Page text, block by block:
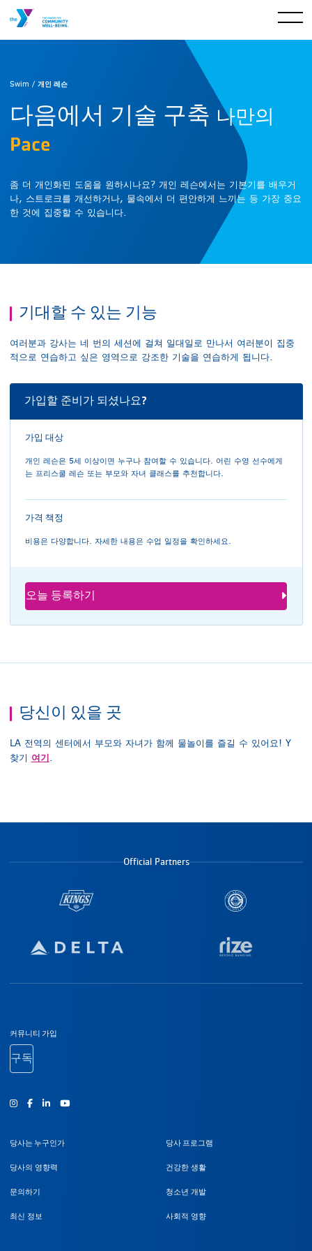
Swim / 개인 레슨
다음에서 기술 구축 나만의
Pace
좀 더 개인화된 도움을 원하시나요? 개인 레슨에서는 기본기를 배우거
나, 스트로크를 개선하거나, 물속에서 더 편안하게 느끼는 등 가장 중요
한 것에 집중할 수 있습니다.
기대할 수 있는 기능
여러분과 강사는 네 번의 세션에 걸쳐 일대일로 만나서 여러분이 집중
적으로 연습하고 싶은 영역으로 강조한 기술을 연습하게 됩니다.
가입할 준비가 되셨나요?
가입 대상
개인 레슨은 5세 이상이면 누구나 참여할 수 있습니다. 어린 수영 선수에게
는 프리스쿨 레슨 또는 부모와 자녀 클래스를 추천합니다.
가격 책정
비용은 다양합니다. 자세한 내용은 수업 일정을 확인하세요.
오늘 등록하기
당신이 있을 곳
LA 전역의 센터에서 부모와 자녀가 함께 물놀이를 즐길 수 있어요! Y
찾기 여기.
Official Partners
바닥글 탐색
커뮤니티 가입
구독
인스타그램
Facebook유튜브
당사는 누구인가
당사의 영향력
문의하기
최신 정보
당사 프로그램
건강한 생활
청소년 개발
사회적 영향